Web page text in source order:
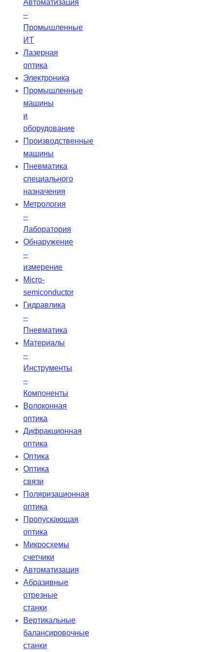
Автоматизация
–
Промышленные
ИТ
Лазерная
оптика
Электроника
Промышленные
машины
и
оборудование
Производственные
машины
Пневматика
специального
назначения
Метрология
–
Лаборатория
Обнаружение
–
измерение
Micro-
semiconductor
Гидравлика
–
Пневматика
Материалы
–
Инструменты
–
Компоненты
Волоконная
оптика
Дифракционная
оптика
Оптика
Оптика
связи
Поляризационная
оптика
Пропускающая
оптика
Микросхемы
счетчики
Автоматизация
Абразивные
отрезные
станки
Вертикальные
балансировочные
станки